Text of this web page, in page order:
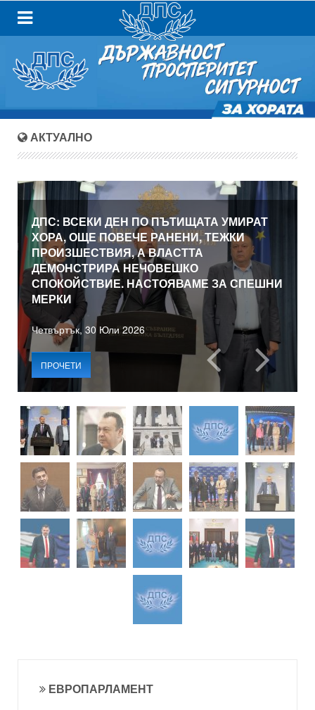
АКТУАЛНО
ДПС: ВСЕКИ ДЕН ПО ПЪТИЩАТА УМИРАТ
ХОРА, ОЩЕ ПОВЕЧЕ РАНЕНИ, ТЕЖКИ
ПРОИЗШЕСТВИЯ, А ВЛАСТТА
ДЕМОНСТРИРА НЕЧОВЕШКО
СПОКОЙСТВИЕ. НАСТОЯВАМЕ ЗА СПЕШНИ
МЕРКИ
Четвъртък, 30 Юли 2026
ПРОЧЕТИ
ЕВРОПАРЛАМЕНТ